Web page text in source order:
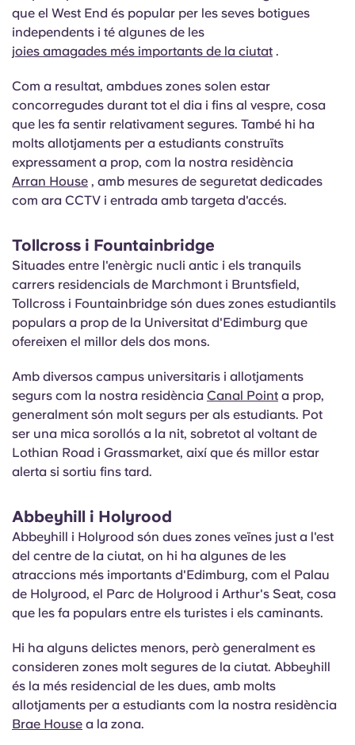
que el West End és popular per les seves botigues
independents i té algunes de les
joies amagades més importants de la ciutat .
Com a resultat, ambdues zones solen estar
concorregudes durant tot el dia i fins al vespre, cosa
que les fa sentir relativament segures. També hi ha
molts allotjaments per a estudiants construïts
expressament a prop, com la nostra residència
Arran House , amb mesures de seguretat dedicades
com ara CCTV i entrada amb targeta d'accés.
Tollcross i Fountainbridge
Situades entre l'enèrgic nucli antic i els tranquils
carrers residencials de Marchmont i Bruntsfield,
Tollcross i Fountainbridge són dues zones estudiantils
populars a prop de la Universitat d'Edimburg que
ofereixen el millor dels dos mons.
Amb diversos campus universitaris i allotjaments
segurs com la nostra residència Canal Point a prop,
generalment són molt segurs per als estudiants. Pot
ser una mica sorollós a la nit, sobretot al voltant de
Lothian Road i Grassmarket, així que és millor estar
alerta si sortiu fins tard.
Abbeyhill i Holyrood
Abbeyhill i Holyrood són dues zones veïnes just a l'est
del centre de la ciutat, on hi ha algunes de les
atraccions més importants d'Edimburg, com el Palau
de Holyrood, el Parc de Holyrood i Arthur's Seat, cosa
que les fa populars entre els turistes i els caminants.
Hi ha alguns delictes menors, però generalment es
consideren zones molt segures de la ciutat. Abbeyhill
és la més residencial de les dues, amb molts
allotjaments per a estudiants com la nostra residència
Brae House a la zona.